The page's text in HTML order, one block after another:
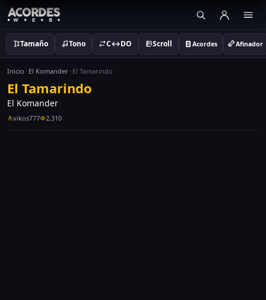
Tamaño Tono C↔DO Scroll Acordes Afinador
Inicio El Komander El Tamarindo
El Tamarindo
El Komander
vikos777 2,310